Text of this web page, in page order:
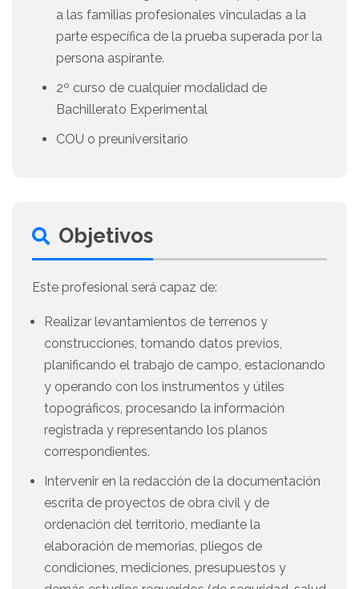
a las familias profesionales vinculadas a la
parte específica de la prueba superada por la
persona aspirante.
2º curso de cualquier modalidad de
Bachillerato Experimental
COU o preuniversitario
Objetivos
Este profesional será capaz de:
Realizar levantamientos de terrenos y
construcciones, tomando datos previos,
planificando el trabajo de campo, estacionando
y operando con los instrumentos y útiles
topográficos, procesando la información
registrada y representando los planos
correspondientes.
Intervenir en la redacción de la documentación
escrita de proyectos de obra civil y de
ordenación del territorio, mediante la
elaboración de memorias, pliegos de
condiciones, mediciones, presupuestos y